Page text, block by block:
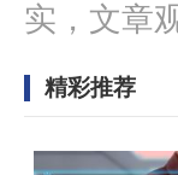
实，文章
精彩推荐